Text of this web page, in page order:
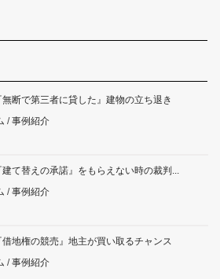
無断で第三者に貸した』建物の立ち退き
/事例紹介
建て替えの承諾』をもらえない時の裁判...
/事例紹介
借地権の競売』地主が買い取るチャンス
/事例紹介